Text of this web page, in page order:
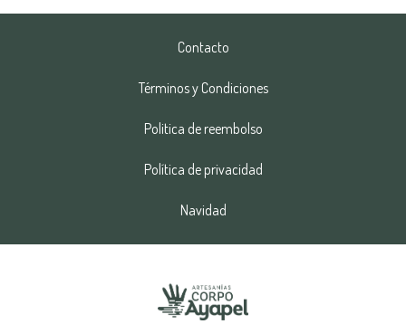
Contacto
Términos y Condiciones
Politica de reembolso
Política de privacidad
Navidad